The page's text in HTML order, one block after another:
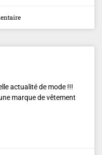
actualité de mode !!!
marque de vêtement